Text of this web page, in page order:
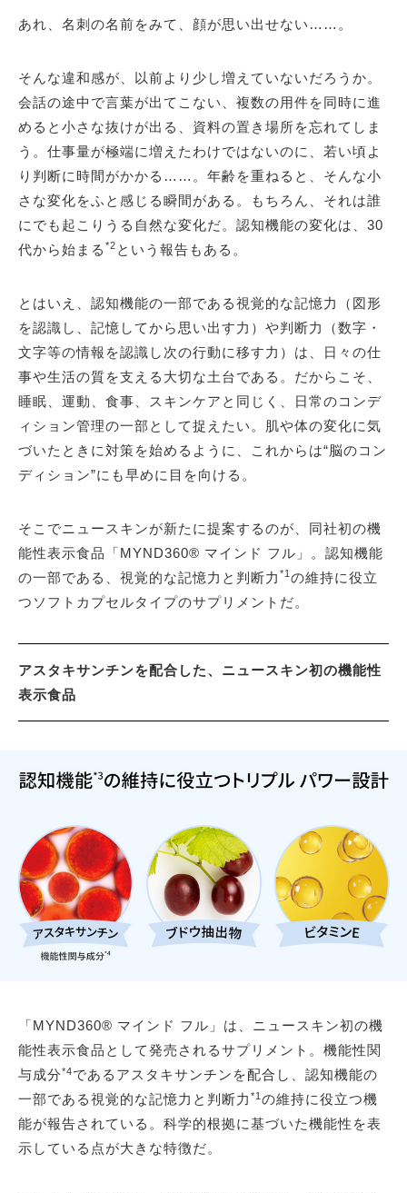
あれ、名刺の名前をみて、顔が思い出せない……。
そんな違和感が、以前より少し増えていないだろうか。
会話の途中で言葉が出てこない、複数の用件を同時に進
めると小さな抜けが出る、資料の置き場所を忘れてしま
う。仕事量が極端に増えたわけではないのに、若い頃よ
り判断に時間がかかる……。年齢を重ねると、そんな小
さな変化をふと感じる瞬間がある。もちろん、それは誰
にでも起こりうる自然な変化だ。認知機能の変化は、30
代から始まる *2 という報告もある。
とはいえ、認知機能の一部である視覚的な記憶力（図形
を認識し、記憶してから思い出す力）や判断力（数字・
文字等の情報を認識し次の行動に移す力）は、日々の仕
事や生活の質を支える大切な土台である。だからこそ、
睡眠、運動、食事、スキンケアと同じく、日常のコンデ
ィション管理の一部として捉えたい。肌や体の変化に気
づいたときに対策を始めるように、これからは“脳のコン
ディション”にも早めに目を向ける。
そこでニュースキンが新たに提案するのが、同社初の機
能性表示食品「MYND360® マインド フル」。認知機能
の一部である、視覚的な記憶力と判断力 *1 の維持に役立
つソフトカプセルタイプのサプリメントだ。
アスタキサンチンを配合した、ニュースキン初の機能性
表示食品
「MYND360® マインド フル」は、ニュースキン初の機
能性表示食品として発売されるサプリメント。機能性関
与成分*4であるアスタキサンチンを配合し、認知機能の
一部である視覚的な記憶力と判断力 *1 の維持に役立つ機
能が報告されている。科学的根拠に基づいた機能性を表
示している点が大きな特徴だ。